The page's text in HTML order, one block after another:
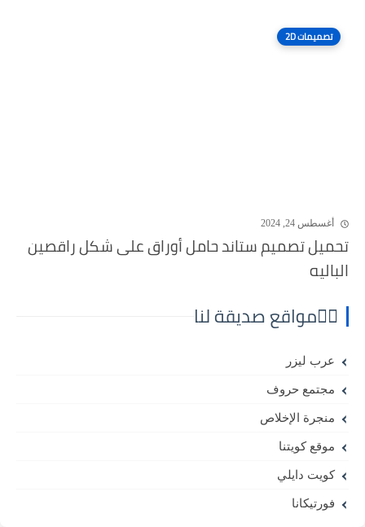
تصميمات 2D
أغسطس 24, 2024
تحميل تصميم ستاند حامل أوراق على شكل راقصين
الباليه
⛓️‍💥مواقع صديقة لنا
عرب ليزر
مجتمع حروف
منجرة الإخلاص
موقع كويتنا
كويت دايلي
فورتيكانا